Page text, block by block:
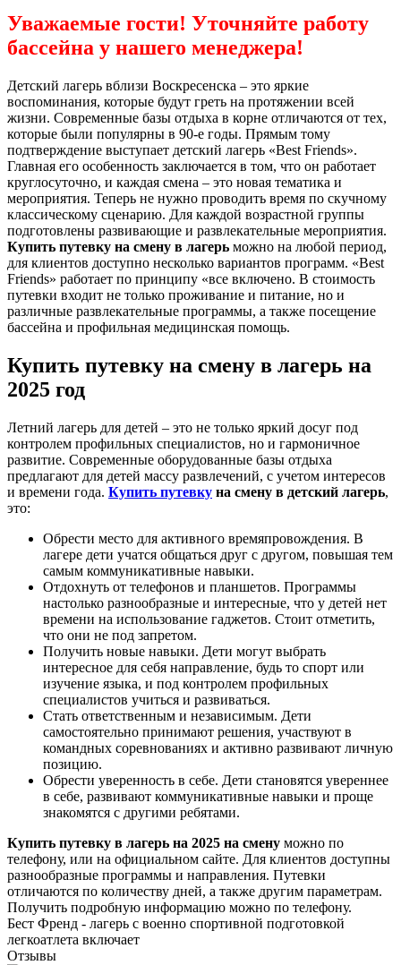
Уважаемые гости! Уточняйте работу
бассейна у нашего менеджера!
Детский лагерь вблизи Воскресенска – это яркие
воспоминания, которые будут греть на протяжении всей
жизни. Современные базы отдыха в корне отличаются от тех,
которые были популярны в 90-е годы. Прямым тому
подтверждение выступает детский лагерь «Best Friends».
Главная его особенность заключается в том, что он работает
круглосуточно, и каждая смена – это новая тематика и
мероприятия. Теперь не нужно проводить время по скучному
классическому сценарию. Для каждой возрастной группы
подготовлены развивающие и развлекательные мероприятия.
Купить путевку на смену в лагерь можно на любой период,
для клиентов доступно несколько вариантов программ. «Best
Friends» работает по принципу «все включено. В стоимость
путевки входит не только проживание и питание, но и
различные развлекательные программы, а также посещение
бассейна и профильная медицинская помощь.
Купить путевку на смену в лагерь на
2025 год
Летний лагерь для детей – это не только яркий досуг под
контролем профильных специалистов, но и гармоничное
развитие. Современные оборудованные базы отдыха
предлагают для детей массу развлечений, с учетом интересов
и времени года. Купить путевку на смену в детский лагерь,
это:
Обрести место для активного времяпровождения. В
лагере дети учатся общаться друг с другом, повышая тем
самым коммуникативные навыки.
Отдохнуть от телефонов и планшетов. Программы
настолько разнообразные и интересные, что у детей нет
времени на использование гаджетов. Стоит отметить,
что они не под запретом.
Получить новые навыки. Дети могут выбрать
интересное для себя направление, будь то спорт или
изучение языка, и под контролем профильных
специалистов учиться и развиваться.
Стать ответственным и независимым. Дети
самостоятельно принимают решения, участвуют в
командных соревнованиях и активно развивают личную
позицию.
Обрести уверенность в себе. Дети становятся увереннее
в себе, развивают коммуникативные навыки и проще
знакомятся с другими ребятами.
Купить путевку в лагерь на 2025 на смену можно по
телефону, или на официальном сайте. Для клиентов доступны
разнообразные программы и направления. Путевки
отличаются по количеству дней, а также другим параметрам.
Получить подробную информацию можно по телефону.
Бест Френд - лагерь с военно спортивной подготовкой
легкоатлета включает
Отзывы